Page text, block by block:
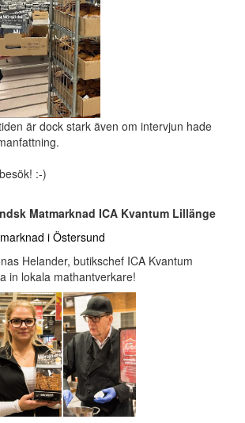
är dock stark även om intervjun hade
:-)
Matmarknad ICA Kvantum Lillänge
i Östersund
Helander, butikschef ICA Kvantum
in lokala mathantverkare!